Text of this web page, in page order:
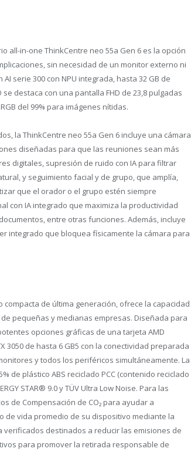
all-in-one ThinkCentre neo 55a Gen 6 es la opción
sin necesidad de un monitor externo ni
serie 300 con NPU integrada, hasta 32 GB de
se destaca con una pantalla FHD de 23,8 pulgadas
del 99% para imágenes nítidas.
la ThinkCentre neo 55a Gen 6 incluye una cámara
diseñadas para que las reuniones sean más
digitales, supresión de ruido con IA para filtrar
y seguimiento facial y de grupo, que amplía,
que el orador o el grupo estén siempre
con IA integrado que maximiza la productividad
entre otras funciones. Además, incluye
integrado que bloquea físicamente la cámara para
de última generación, ofrece la capacidad
pequeñas y medianas empresas. Diseñada para
opciones gráficas de una tarjeta AMD
3050 de hasta 6 GB5 con la conectividad preparada
y todos los periféricos simultáneamente. La
de plástico ABS reciclado PCC (contenido reciclado
STAR® 9.0 y TÜV Ultra Low Noise. Para las
de Compensación de CO₂ para ayudar a
de vida promedio de su dispositivo mediante la
destinados a reducir las emisiones de
para promover la retirada responsable de